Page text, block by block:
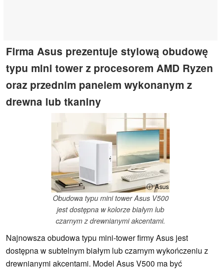
Firma Asus prezentuje stylową obudowę
typu mini tower z procesorem AMD Ryzen
oraz przednim panelem wykonanym z
drewna lub tkaniny
ⓘ Asus
Obudowa typu mini tower Asus V500
jest dostępna w kolorze białym lub
czarnym z drewnianymi akcentami.
Najnowsza obudowa typu mini-tower firmy Asus jest
dostępna w subtelnym białym lub czarnym wykończeniu z
drewnianymi akcentami. Model Asus V500 ma być